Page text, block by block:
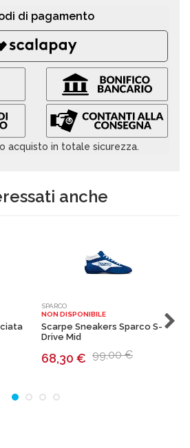
di pagamento
acquisto in totale sicurezza.
anche
SPARCO
NON DISPONIBILE
Scarpe Sneakers Sparco S-
Drive Mid
68,30 € 99,00 €